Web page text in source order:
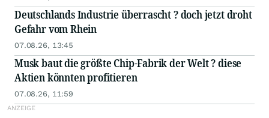
Deutschlands Industrie überrascht ? doch jetzt droht
Gefahr vom Rhein
07.08.26, 13:45
Musk baut die größte Chip-Fabrik der Welt ? diese
Aktien könnten profitieren
07.08.26, 11:59